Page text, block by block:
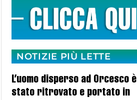
NOTIZIE PIÙ LETTE
L’uomo disperso ad Orcesco è
stato ritrovato e portato in